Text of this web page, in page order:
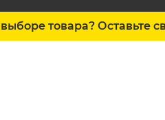
товара? Оставьте